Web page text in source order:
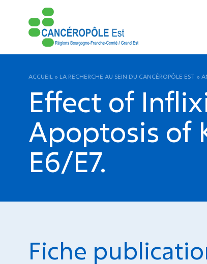
ACCUEIL » LA RECHERCHE AU SEIN DU CANCÉROPÔLE EST »
Effect of
Apoptosis of
E6/E7.
Fiche